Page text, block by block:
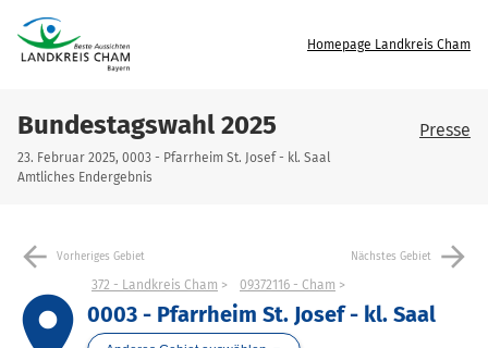
Homepage Landkreis Cham
Bundestagswahl 2025
23. Februar 2025, 0003 - Pfarrheim St. Josef - kl. Saal
Amtliches Endergebnis
Presse
arrow_back Vorheriges Gebiet Nächstes Gebiet arrow_forward
place
372 - Landkreis Cham 09372116 - Cham
0003 - Pfarrheim St. Josef - kl. Saal